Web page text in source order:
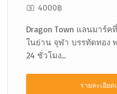
4000฿
Dragon Town แลนมาร์ค
ในย่าน จุฬา บรรทัดทอง
24 ชั่วโมง...
รายละเอียด